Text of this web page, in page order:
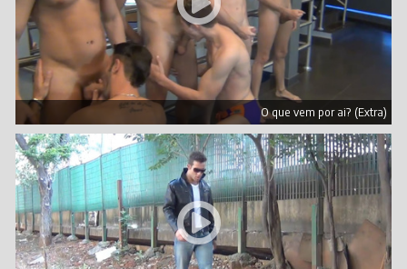
O que vem por ai? (Extra)